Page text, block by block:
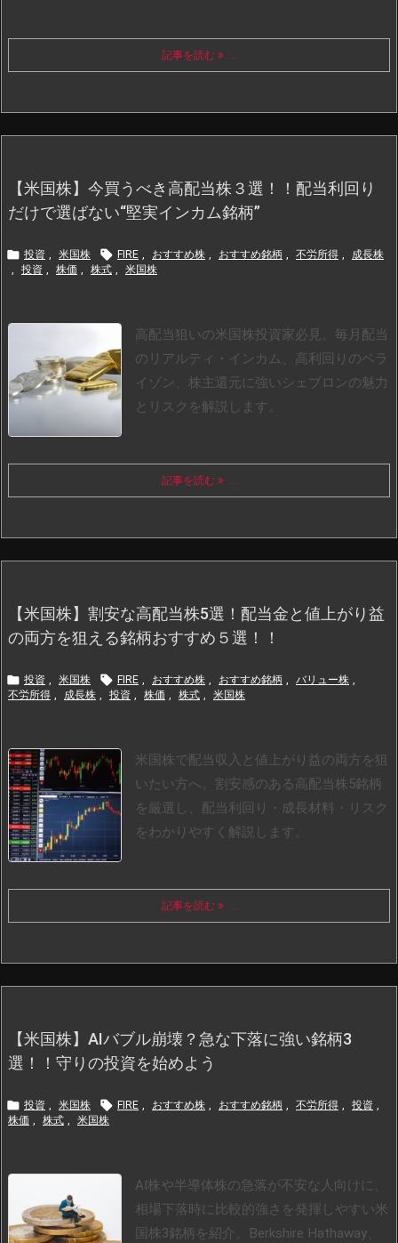
記事を読む ...
【米国株】今買うべき高配当株３選！！配当利回り
だけで選ばない“堅実インカム銘柄”
 投資 , 米国株  FIRE , おすすめ株 , おすすめ銘柄 , 不労所得 ,
成長株
,
投資 , 株価 , 株式 , 米国株
高配当狙いの米国株投資家必見。毎月配当
のリアルティ・インカム、高利回りのベラ
イゾン、株主還元に強いシェブロンの魅力
とリスクを解説します。
記事を読む ...
【米国株】割安な高配当株5選！配当金と値上がり益
の両方を狙える銘柄おすすめ５選！！
 投資 , 米国株  FIRE , おすすめ株 , おすすめ銘柄 , バリュー株 ,
不労所得 , 成長株 , 投資 , 株価 , 株式 , 米国株
米国株で配当収入と値上がり益の両方を狙
いたい方へ。割安感のある高配当株5銘柄
を厳選し、配当利回り・成長材料・リスク
をわかりやすく解説します。
記事を読む ...
【米国株】AIバブル崩壊？急な下落に強い銘柄3
選！！守りの投資を始めよう
 投資 , 米国株  FIRE , おすすめ株 , おすすめ銘柄 , 不労所得 , 投資 ,
株価 , 株式 , 米国株
AI株や半導体株の急落が不安な人向けに、
相場下落時に比較的強さを発揮しやすい米
国株3銘柄を紹介。Berkshire Hathaway、